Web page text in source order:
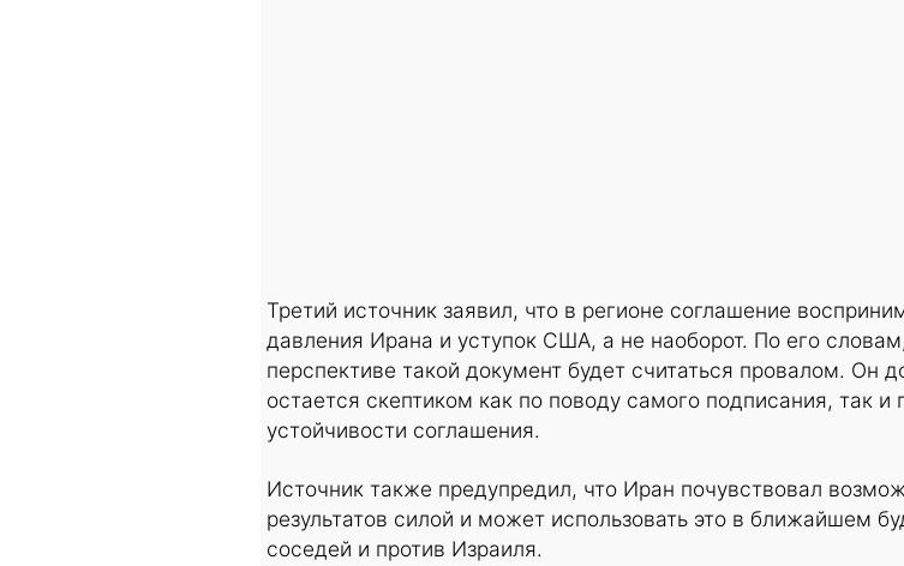
Третий источник заявил, что в регионе соглашение
давления Ирана и уступок США, а не наоборот. По его
перспективе такой документ будет считаться провалом. Он
остается скептиком как по поводу самого подписания, так и
устойчивости соглашения.
Источник также предупредил, что Иран почувствовал
результатов силой и может использовать это в ближайшем
соседей и против Израиля.